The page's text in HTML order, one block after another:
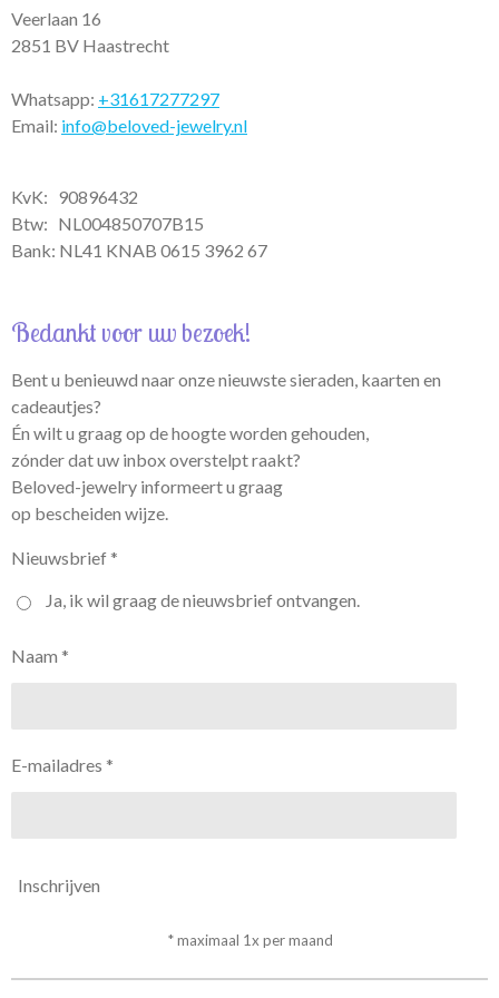
m
Veerlaan 16
2851 BV Haastrecht
Whatsapp: +31617277297
Email: info@beloved-jewelry.nl
KvK: 90896432
Btw: NL004850707B15
Bank: NL41 KNAB 0615 3962 67
Bedankt voor uw bezoek!
Bent u benieuwd naar onze nieuwste sieraden, kaarten en
cadeautjes?
Én wilt u graag op de hoogte worden gehouden,
zónder dat uw inbox overstelpt raakt?
Beloved-jewelry informeert u graag
op bescheiden wijze.
Nieuwsbrief *
Ja, ik wil graag de nieuwsbrief ontvangen.
Naam *
E-mailadres *
Inschrijven
* maximaal 1x per maand